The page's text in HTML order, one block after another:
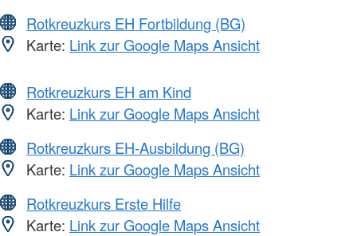
Rotkreuzkurs EH Fortbildung (BG)
Karte: Link zur Google Maps Ansicht
Rotkreuzkurs EH am Kind
Karte: Link zur Google Maps Ansicht
Rotkreuzkurs EH-Ausbildung (BG)
Karte: Link zur Google Maps Ansicht
Rotkreuzkurs Erste Hilfe
Karte: Link zur Google Maps Ansicht